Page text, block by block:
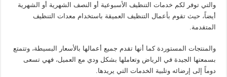
والتي توفر لكم خدمات التنظيف الأسبوعية أو النصف الشهرية أو الشهرية
أيضاً، حيث تقوم بأعمال التنظيف العميقة باستخدام معدات التنظيف
المتقدمة.
والمنتجات المستوردة كما أنها تقدم جميع أعمالها بالأسعار البسيطة، وتتمتع
بسمعتها الجيدة في الرياض وتعاملها بشكل ودي مع العميل، فهي تسعى
دوماً إلى إرضائه وتلبية الخدمات التي يريدها.